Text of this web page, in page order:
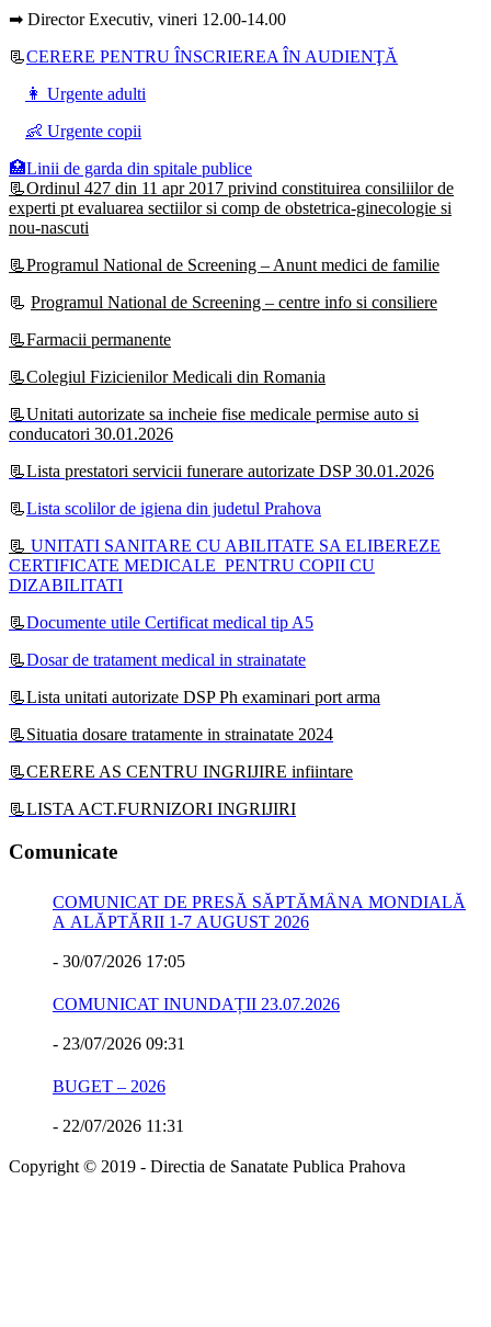
➡ Director Executiv, vineri 12.00-14.00
📃CERERE PENTRU ÎNSCRIEREA ÎN AUDIENŢĂ
👩 Urgente adulti
👶 Urgente copii
🏥Linii de garda din spitale publice
📃Ordinul 427 din 11 apr 2017 privind constituirea consiliilor de
experti pt evaluarea sectiilor si comp de obstetrica-ginecologie si
nou-nascuti
📃Programul National de Screening – Anunt medici de familie
📃 Programul National de Screening – centre info si consiliere
📃Farmacii permanente
📃Colegiul Fizicienilor Medicali din Romania
📃Unitati autorizate sa incheie fise medicale permise auto si
conducatori 30.01.2026
📃Lista prestatori servicii funerare autorizate DSP 30.01.2026
📃Lista scolilor de igiena din judetul Prahova
📃 UNITATI SANITARE CU ABILITATE SA ELIBEREZE
CERTIFICATE MEDICALE PENTRU COPII CU
DIZABILITATI
📃Documente utile Certificat medical tip A5
📃Dosar de tratament medical in strainatate
📃Lista unitati autorizate DSP Ph examinari port arma
📃Situatia dosare tratamente in strainatate 2024
📃CERERE AS CENTRU INGRIJIRE infiintare
📃LISTA ACT.FURNIZORI INGRIJIRI
Comunicate
COMUNICAT DE PRESĂ SĂPTĂMÂNA MONDIALĂ
A ALĂPTĂRII 1-7 AUGUST 2026
- 30/07/2026 17:05
COMUNICAT INUNDAȚII 23.07.2026
- 23/07/2026 09:31
BUGET – 2026
- 22/07/2026 11:31
Copyright © 2019 - Directia de Sanatate Publica Prahova